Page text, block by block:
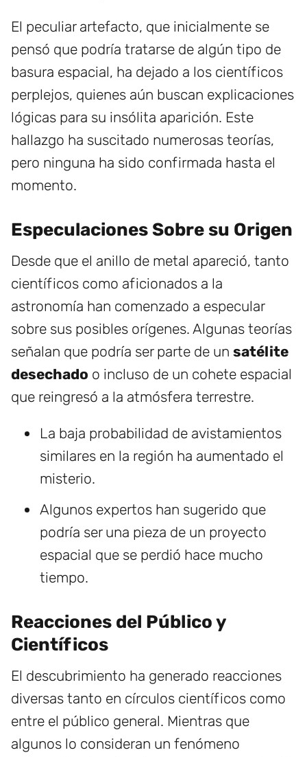
El peculiar artefacto, que inicialmente se
pensó que podría tratarse de algún tipo de
basura espacial, ha dejado a los científicos
perplejos, quienes aún buscan explicaciones
lógicas para su insólita aparición. Este
hallazgo ha suscitado numerosas teorías,
pero ninguna ha sido confirmada hasta el
momento.
Especulaciones Sobre su Origen
Desde que el anillo de metal apareció, tanto
científicos como aficionados a la
astronomía han comenzado a especular
sobre sus posibles orígenes. Algunas teorías
señalan que podría ser parte de un satélite
desechado o incluso de un cohete espacial
que reingresó a la atmósfera terrestre.
La baja probabilidad de avistamientos
similares en la región ha aumentado el
misterio.
Algunos expertos han sugerido que
podría ser una pieza de un proyecto
espacial que se perdió hace mucho
tiempo.
Reacciones del Público y
Científicos
El descubrimiento ha generado reacciones
diversas tanto en círculos científicos como
entre el público general. Mientras que
algunos lo consideran un fenómeno